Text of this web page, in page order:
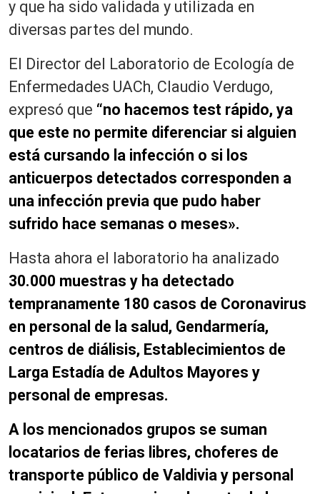
y que ha sido validada y utilizada en
diversas partes del mundo.
El Director del Laboratorio de Ecología de
Enfermedades UACh, Claudio Verdugo,
expresó que “no hacemos test rápido, ya
que este no permite diferenciar si alguien
está cursando la infección o si los
anticuerpos detectados corresponden a
una infección previa que pudo haber
sufrido hace semanas o meses».
Hasta ahora el laboratorio ha analizado
30.000 muestras y ha detectado
tempranamente 180 casos de Coronavirus
en personal de la salud, Gendarmería,
centros de diálisis, Establecimientos de
Larga Estadía de Adultos Mayores y
personal de empresas.
A los mencionados grupos se suman
locatarios de ferias libres, choferes de
transporte público de Valdivia y personal